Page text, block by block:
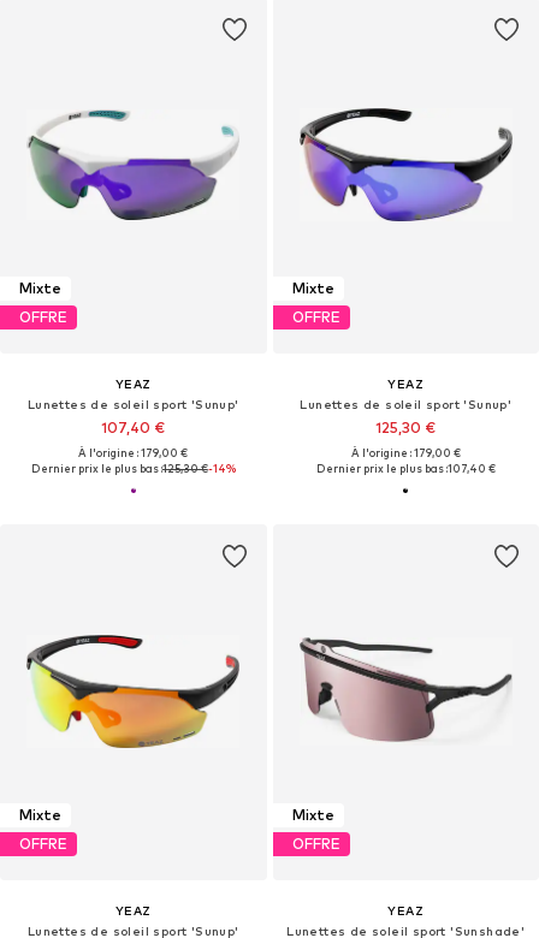
Mixte
OFFRE
YEAZ
Lunettes de soleil sport 'Sunup'
107,40 €
À l'origine : 179,00 €
Dernier prix le plus bas :125,30 €-14%
Mixte
OFFRE
YEAZ
Lunettes de soleil sport 'Sunup'
125,30 €
À l'origine : 179,00 €
Dernier prix le plus bas :107,40 €
Mixte
OFFRE
YEAZ
Lunettes de soleil sport 'Sunup'
Mixte
OFFRE
YEAZ
Lunettes de soleil sport 'Sunshade'